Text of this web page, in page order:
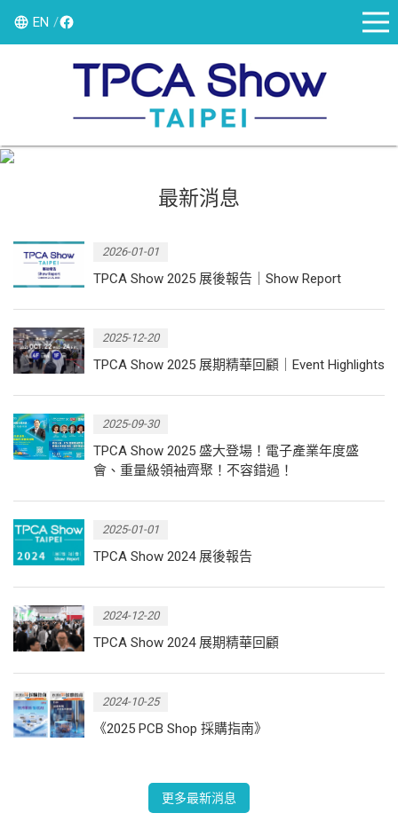
EN
最新消息
2026-01-01
TPCA Show 2025 展後報告｜Show Report
2025-12-20
TPCA Show 2025 展期精華回顧｜Event Highlights
2025-09-30
TPCA Show 2025 盛大登場！電子產業年度盛
會、重量級領袖齊聚！不容錯過！
2025-01-01
TPCA Show 2024 展後報告
2024-12-20
TPCA Show 2024 展期精華回顧
2024-10-25
《2025 PCB Shop 採購指南》
更多最新消息